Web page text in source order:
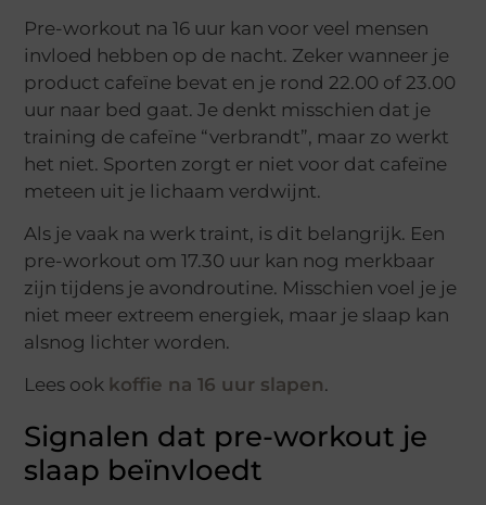
Pre-workout na 16 uur kan voor veel mensen
invloed hebben op de nacht. Zeker wanneer je
product cafeïne bevat en je rond 22.00 of 23.00
uur naar bed gaat. Je denkt misschien dat je
training de cafeïne “verbrandt”, maar zo werkt
het niet. Sporten zorgt er niet voor dat cafeïne
meteen uit je lichaam verdwijnt.
Als je vaak na werk traint, is dit belangrijk. Een
pre-workout om 17.30 uur kan nog merkbaar
zijn tijdens je avondroutine. Misschien voel je je
niet meer extreem energiek, maar je slaap kan
alsnog lichter worden.
Lees ook koffie na 16 uur slapen.
Signalen dat pre-workout je
slaap beïnvloedt